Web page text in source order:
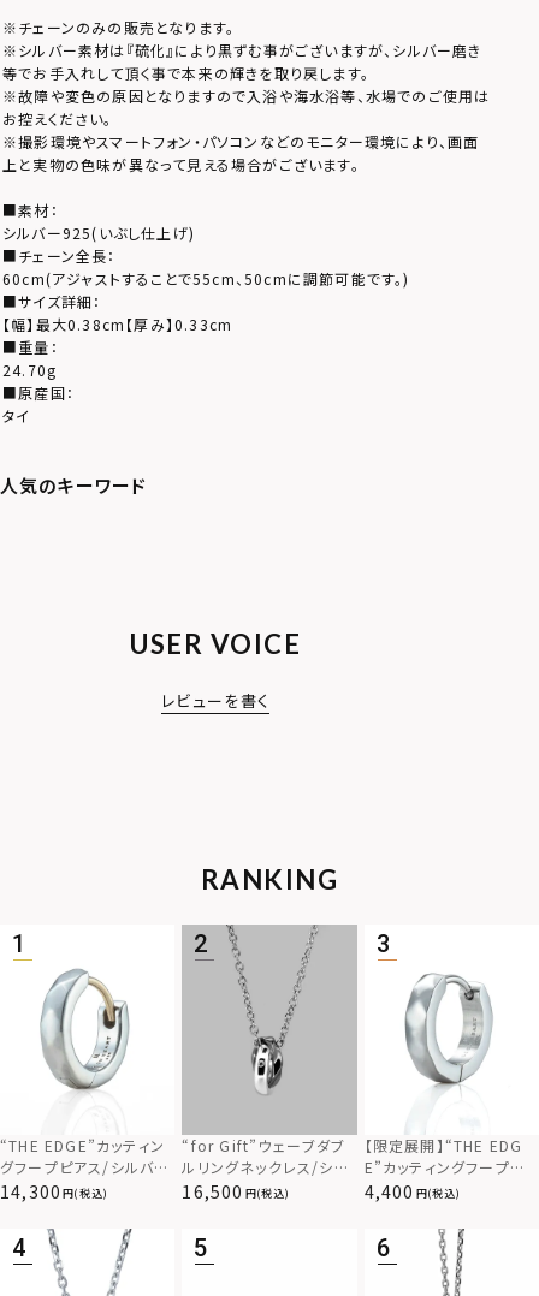
※チェーンのみの販売となります。
※シルバー素材は『硫化』により黒ずむ事がございますが、シルバー磨き
等でお手入れして頂く事で本来の輝きを取り戻します。
※故障や変色の原因となりますので入浴や海水浴等、水場でのご使用は
お控えください。
※撮影環境やスマートフォン・パソコンなどのモニター環境により、画面
上と実物の色味が異なって見える場合がございます。
■素材：
シルバー925(いぶし仕上げ)
■チェーン全長：
60cm(アジャストすることで55cm、50cmに調節可能です。)
■サイズ詳細：
【幅】最大0.38cm【厚み】0.33cm
■重量：
24.70g
■原産国：
タイ
USER VOICE
レビューを書く
RANKING
“THE EDGE”カッティン
グフープピアス/シルバー
925
14,300 (税込)
“for Gift”ウェーブダブ
ルリングネックレス/シル
バー×ブラック/シルバー
16,500 (税込)
【限定展開】“THE EDG
E”カッティングフープピ
アス/サージカルステンレ
4,400 (税込)